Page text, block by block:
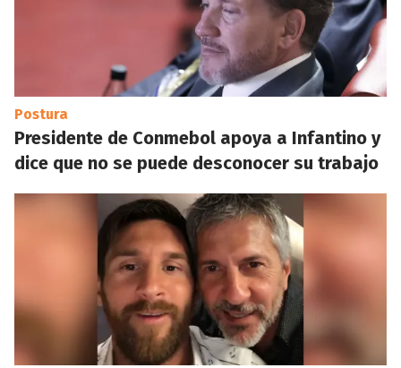
Postura
Presidente de Conmebol apoya a Infantino y
dice que no se puede desconocer su trabajo